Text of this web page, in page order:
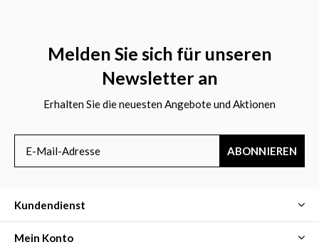
Melden Sie sich für unseren
Newsletter an
Erhalten Sie die neuesten Angebote und Aktionen
ABONNIEREN
Kundendienst
Mein Konto